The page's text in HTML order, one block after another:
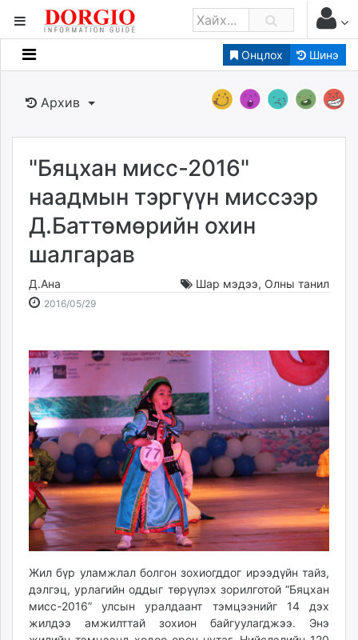
Онцлох Шинэ
Мэдээллийн
Банк санхүү
Бизнес ААН
Төрийн
Нийслэлийн
dorgio.mn
Gogo.mn
news.mn
zindaa.mn
tovch.mn
ikon.mn
mnb.mn
Livetv.mn
Eguur.mn
24tsag.mn
shuud.mn
eagle.mn
ergelt.mn
zarig.mn
today.mn
zuv.mn
mminfo.mn
ugluu.mn
urlag.mn
Архив
"Бяцхан мисс-2016"
наадмын тэргүүн миссээр
Д.Баттөмөрийн охин
шалгарав
Д.Ана Шар мэдээ, Олны танил
2016/05/292016-
11:46:25
2026-
14:20:56
Жил бүр уламжлал болгон зохиогддог ирээдүйн тайз,
дэлгэц, урлагийн оддыг төрүүлэх зорилготой “Бяцхан
мисс-2016” улсын уралдаант тэмцээнийг 14 дэх
жилдээ амжилттай зохион байгуулагджээ. Энэ